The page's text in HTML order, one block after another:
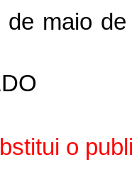
de maio
o